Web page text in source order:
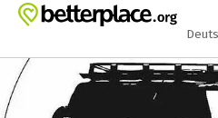
Zum Hauptinhalt springen
Erklärung zur Barrierefreiheit